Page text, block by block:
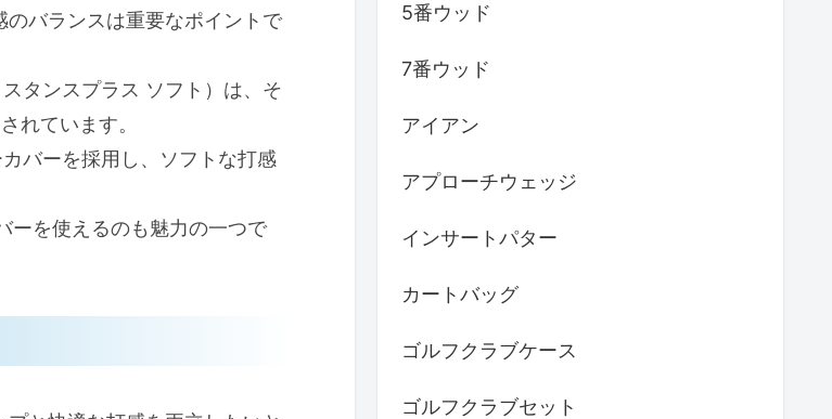
バランスは重要なポイントで
タンスプラス ソフト）は、そ
れています。
バーを採用し、ソフトな打感
ーを使えるのも魅力の一つで
5番ウッド
7番ウッド
アイアン
アプローチウェッジ
インサートパター
カートバッグ
ゴルフクラブケース
ゴルフクラブセット